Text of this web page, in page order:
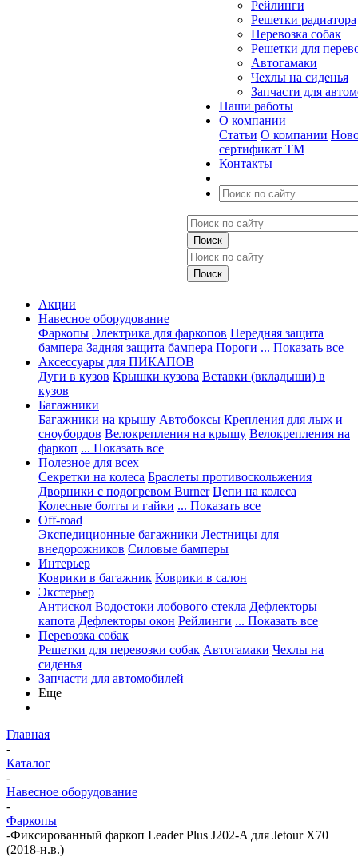
Рейлинги
Решетки радиатора
Перевозка собак
Решетки для
Автогамаки
Чехлы на сиденья
Запчасти для
Наши работы
О компании
Статьи О компании
сертификат ТМ
Контакты
Акции
Навесное оборудование
Фаркопы Электрика для фаркопов Передняя защита
бампера Задняя защита бампера Пороги ... Показать все
Аксессуары для ПИКАПОВ
Дуги в кузов Крышки кузова Вставки (вкладыши) в
кузов
Багажники
Багажники на крышу Автобоксы Крепления для лыж и
сноубордов Велокрепления на крышу Велокрепления на
фаркоп ... Показать все
Полезное для всех
Секретки на колеса Браслеты противоскольжения
Дворники с подогревом Burner Цепи на колеса
Колесные болты и гайки ... Показать все
Off-road
Экспедиционные багажники Лестницы для
внедорожников Силовые бамперы
Интерьер
Коврики в багажник Коврики в салон
Экстерьер
Антискол Водостоки лобового стекла Дефлекторы
капота Дефлекторы окон Рейлинги ... Показать все
Перевозка собак
Решетки для перевозки собак Автогамаки Чехлы на
сиденья
Запчасти для автомобилей
Еще
Главная
-
Каталог
-
Навесное оборудование
-
Фаркопы
-Фиксированный фаркоп Leader Plus J202-A для Jetour X70
(2018-н.в.)